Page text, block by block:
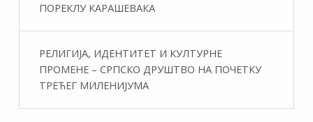
ПОРЕКЛУ КАРАШЕВАКА
РЕЛИГИЈА, ИДЕНТИТЕТ И КУЛТУРНЕ
ПРОМЕНЕ – СРПСКО ДРУШТВО НА ПОЧЕТКУ
ТРЕЋЕГ МИЛЕНИЈУМА